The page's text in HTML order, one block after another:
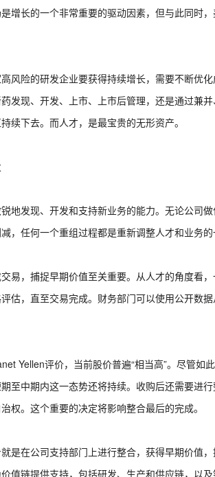
增长的一个非常重要的驱动因素，但与此同时
风险的研发企业要获得持续增长，需要不断优
发现、开发、上市、上市后管理，还是通过兼
续下去。而人才，是最宝贵的无形资产。
地发现、开发和支持新业务的能力。无论公司
，任何一个重组过程都是重新调整人才和业务的
易，捕捉早期价值至关重要。从人才的角度看
估，直至交易完成。财务部门可以使用公开数
Yellen评价，当前股价普遍“相当高”。尽管
至中期内这一态势还将持续。收购后还需要进
权。这个重要的决定将影响整合最后的完成。
是在公司支持部门上进行整合，获得早期价值
值链提供支持，包括研发、生产和供应链，以